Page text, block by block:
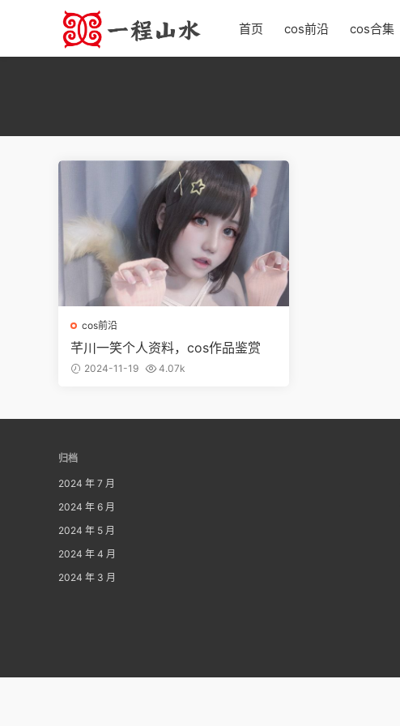
首页 cos前沿 cos合集
cos前沿
芊川一笑个人资料，cos作品鉴赏
2024-11-19 4.07k
归档
2024 年 7 月
2024 年 6 月
2024 年 5 月
2024 年 4 月
2024 年 3 月